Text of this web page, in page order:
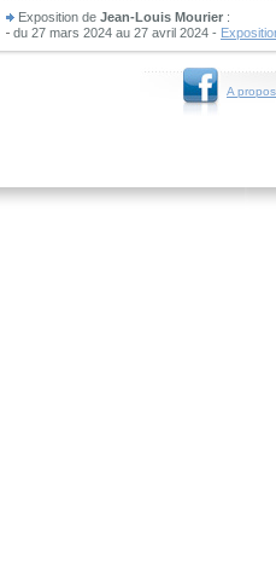
Exposition de Jean-Louis Mourier :
du 27 mars 2024 au 27 avril 2024 -
A